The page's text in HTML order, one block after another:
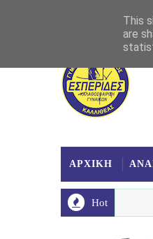
ΑΡΧΙΚΗ
Hot
This
are